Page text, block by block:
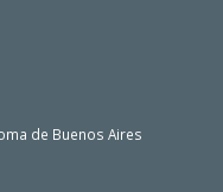
de Buenos Aires